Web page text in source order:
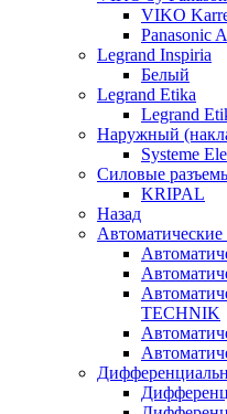
VIKO
Panasonic
Legrand Inspiria
Белый
Legrand Etika
Legrand
Наружный
Systeme
Силовые
KRIPAL
Назад
TECHNIK